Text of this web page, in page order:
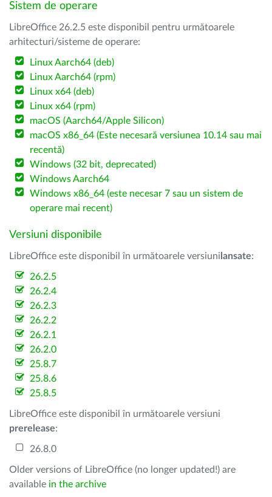
Sistem de operare
LibreOffice 26.2.5 este disponibil pentru următoarele
arhitecturi/sisteme de operare:
Linux Aarch64 (deb)
Linux Aarch64 (rpm)
Linux x64 (deb)
Linux x64 (rpm)
macOS (Aarch64/Apple Silicon)
macOS x86_64 (Este necesară versiunea 10.14 sau mai
recentă)
Windows (32 bit, deprecated)
Windows Aarch64
Windows x86_64 (este necesar 7 sau un sistem de
operare mai recent)
Versiuni disponibile
LibreOffice este disponibil în următoarele versiuni lansate:
26.2.5
26.2.4
26.2.3
26.2.2
26.2.1
26.2.0
25.8.7
25.8.6
25.8.5
LibreOffice este disponibil în următoarele versiuni
prerelease:
26.8.0
Older versions of LibreOffice (no longer updated!) are
available in the archive